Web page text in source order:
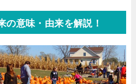
の意味・由来を解説！